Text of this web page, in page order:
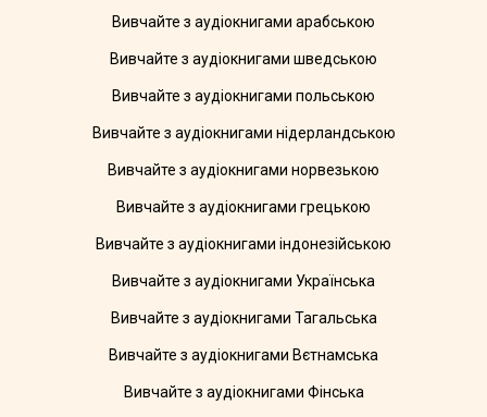
Вивчайте з аудіокнигами арабською
Вивчайте з аудіокнигами шведською
Вивчайте з аудіокнигами польською
Вивчайте з аудіокнигами нідерландською
Вивчайте з аудіокнигами норвезькою
Вивчайте з аудіокнигами грецькою
Вивчайте з аудіокнигами індонезійською
Вивчайте з аудіокнигами Українська
Вивчайте з аудіокнигами Тагальська
Вивчайте з аудіокнигами Вєтнамська
Вивчайте з аудіокнигами Фінська